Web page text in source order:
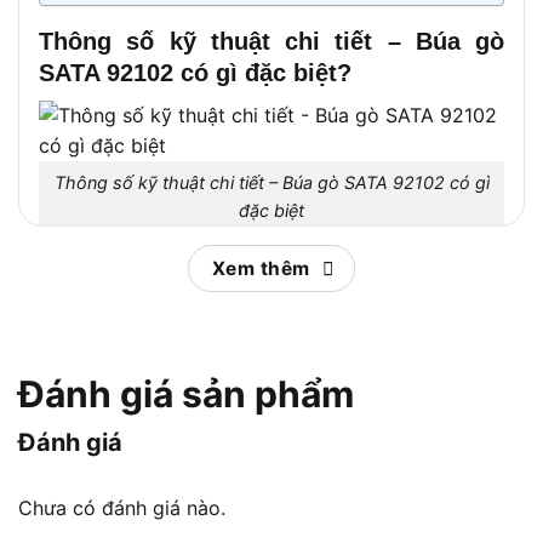
Thông số kỹ thuật chi tiết – Búa gò
SATA 92102 có gì đặc biệt?
Thông số kỹ thuật chi tiết – Búa gò SATA 92102 có gì
đặc biệt
Dưới đây là những thông số quan trọng giúp
Mã sản phẩm: SATA 92102
Loại búa: Búa gò đầu tròn – dẹt
nhiệt
Xem thêm
Đánh giá sản phẩm
Đánh giá
Chưa có đánh giá nào.